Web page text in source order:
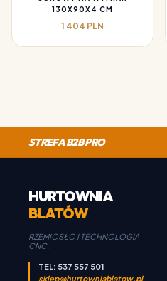
130X90X4 CM
1 404 PLN
STREFA B2B PRO
HURTOWNIA
BLATÓW
RZEMIOSŁO I TECHNOLOGIA
CNC.
TEL: 537 557 501
sklep@hurtowniablatow.pl